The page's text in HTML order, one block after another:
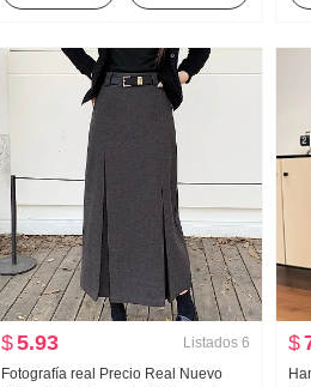
largo Falda de línea A
$5.93 Listados 6
Fotografía real Precio Real Nuevo
$